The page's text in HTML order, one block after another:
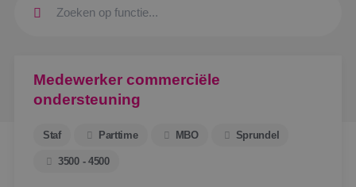
Medewerker commerciële
ondersteuning
Staf Parttime MBO Sprundel
3500 - 4500